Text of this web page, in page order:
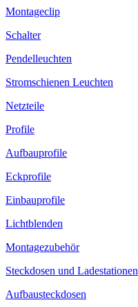
Montageclip
Schalter
Pendelleuchten
Stromschienen Leuchten
Netzteile
Profile
Aufbauprofile
Eckprofile
Einbauprofile
Lichtblenden
Montagezubehör
Steckdosen und Ladestationen
Aufbausteckdosen